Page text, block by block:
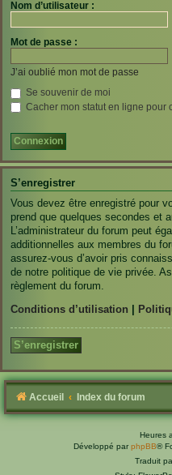
Nom d’utilisateur :
Mot de passe :
J’ai oublié mon mot de passe
Se souvenir de moi
Cacher mon statut en ligne pour
S’enregistrer
Vous devez être enregistré pour
prend que quelques secondes et
L’administrateur du forum peut
additionnelles aux membres du
assurez-vous d’avoir pris
de notre politique de vie privée.
règlement du forum.
Conditions d’utilisation
S’enregistrer
Accueil Index du forum
Heures
Développé par phpBB®
Traduit